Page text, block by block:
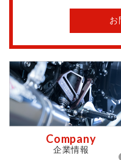
お
Company
企業情報